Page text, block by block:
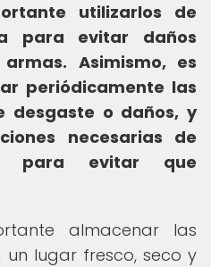
utilizarlos de
para evitar daños
Asimismo, es
periódicamente las
desgaste o daños, y
necesarias de
para evitar que
almacenar las
lugar fresco, seco y